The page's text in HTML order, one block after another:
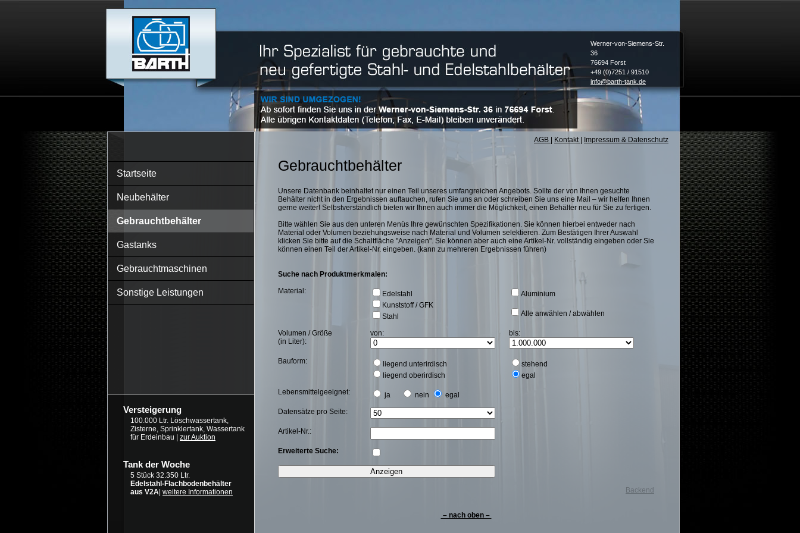
Werner-von-Siemens-Str.
36
76694 Forst
+49 (0)7251 / 91510
info@barth-tank.de
AGB Kontakt Impressum & Datenschutz
Startseite
Neubehälter
Gebrauchtbehälter
Gastanks
Gebrauchtmaschinen
Sonstige Leistungen
Versteigerung
100.000 Ltr. Löschwassertank,
Zisterne, Sprinklertank, Wassertank
für Erdeinbau | zur Auktion
Tank der Woche
5 Stück 32.350 Ltr.
Edelstahl-Flachbodenbehälter
aus V2A weitere Informationen
Gebrauchtbehälter
Unsere Datenbank beinhaltet nur einen Teil unseres umfangreichen Angebots. Sollte der von Ihnen gesuchte
Behälter nicht in den Ergebnissen auftauchen, rufen Sie uns an oder schreiben Sie uns eine Mail – wir helfen Ihnen
gerne weiter! Selbstverständlich bieten wir Ihnen auch immer die Möglichkeit, einen Behälter neu für Sie zu fertigen.
Bitte wählen Sie aus den unteren Menüs Ihre gewünschten Spezifikationen. Sie können hierbei entweder nach
Material oder Volumen beziehungsweise nach Material und Volumen selektieren. Zum Bestätigen Ihrer Auswahl
klicken Sie bitte auf die Schaltfläche "Anzeigen". Sie können aber auch eine Artikel-Nr. vollständig eingeben oder Sie
können einen Teil der Artikel-Nr. eingeben. (kann zu mehreren Ergebnissen führen)
Suche nach Produktmerkmalen:
Material:
Edelstahl
Kunststoff / GFK
Stahl
Aluminium
Alle anwählen / abwählen
Volumen / Größe
(in Liter):
von: bis:
Bauform:
liegend unterirdisch
liegend oberirdisch
stehend
egal
Lebensmittelgeeignet:
ja nein
egal
Datensätze pro Seite:
Artikel-Nr.:
Erweiterte Suche:
Backend
– nach oben –